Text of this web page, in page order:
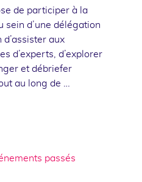
de participer à la
sein d’une délégation
aux
d’experts, d’explorer
et débriefer
au long de …
passés